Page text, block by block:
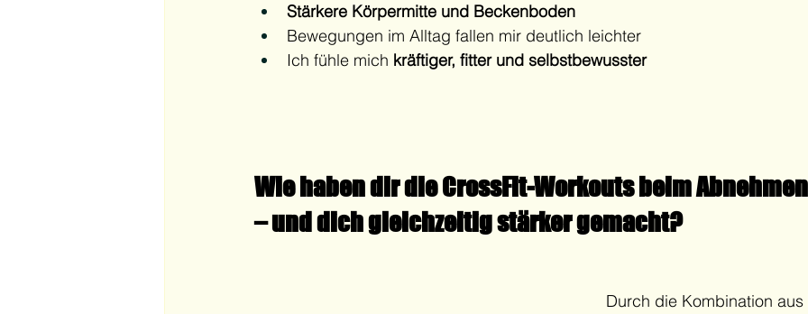
Stärkere Körpermitte und Beckenboden
Bewegungen im Alltag fallen mir deutlich leichter
Ich fühle mich kräftiger, fitter und selbstbewusster
Wie haben dir die CrossFit-Workouts beim
– und dich gleichzeitig stärker gemacht?
Durch die Kombination aus